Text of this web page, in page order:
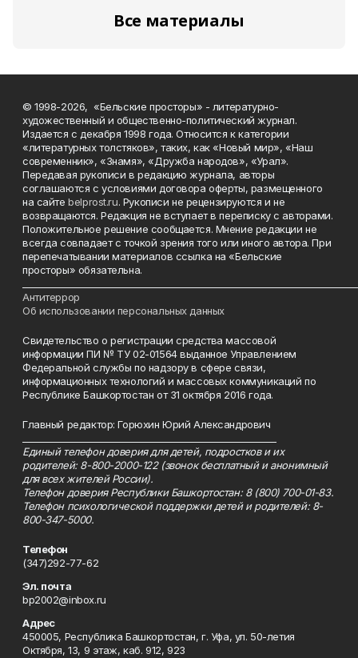
Все материалы
© 1998-2026, «Бельские просторы» - литературно-
художественный и общественно-политический журнал.
Издается с декабря 1998 года. Относится к категории
«литературных толстяков», таких, как «Новый мир», «Наш
современник», «Знамя», «Дружба народов», «Урал».
Передавая рукописи в редакцию журнала, авторы
соглашаются с условиями договора оферты, размещенного
на сайтеbelprost.ru. Рукописи не рецензируются и не
возвращаются. Редакция не вступает в переписку с авторами.
Положительное решение сообщается. Мнение редакции не
всегда совпадает с точкой зрения того или иного автора. При
перепечатывании материалов ссылка на «Бельские
просторы» обязательна.
Антитеррор
Об использовании персональных данных
Свидетельство о регистрации средства массовой
информации ПИ № ТУ 02-01564 выданное Управлением
Федеральной службы по надзору в сфере связи,
информационных технологий и массовых коммуникаций по
Республике Башкортостан от 31 октября 2016 года.
Главный редактор: Горюхин Юрий Александрович
Единый телефон доверия для детей, подростков и их
родителей: 8-800-2000-122 (звонок бесплатный и анонимный
для всех жителей России).
Телефон доверия Республики Башкортостан: 8 (800) 700-01-83.
Телефон психологической поддержки детей и родителей: 8-
800-347-5000.
Телефон
(347)292-77-62
Эл. почта
bp2002@inbox.ru
Адрес
450005, Республика Башкортостан, г. Уфа, ул. 50-летия
Октября, 13, 9 этаж, каб. 912, 923